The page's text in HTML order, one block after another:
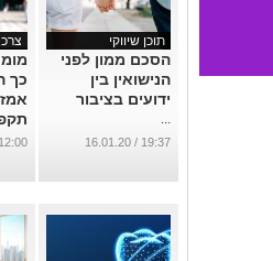
תוכן שיווקי
הסכם ממון לפני
הנישואין בין
ידועים בציבור
...
19:37 / 16.01.20
כך
12:00 / 16.01.20